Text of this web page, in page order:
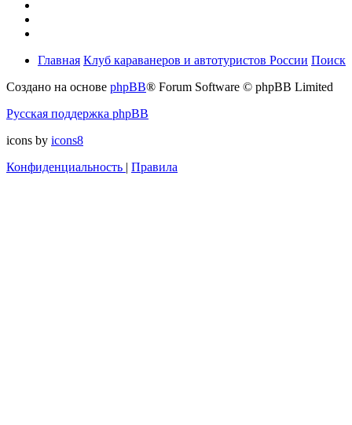
Главная Клуб караванеров и автотуристов России Поиск
Создано на основе phpBB® Forum Software © phpBB Limited
Русская поддержка phpBB
icons by icons8
Конфиденциальность | Правила